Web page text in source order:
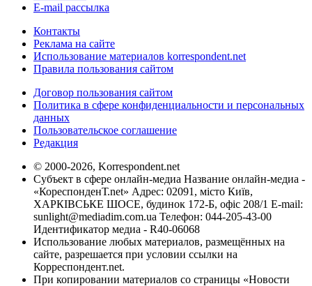
E-mail рассылка
Контакты
Реклама на сайте
Использование материалов korrespondent.net
Правила пользования сайтом
Договор пользования сайтом
Политика в сфере конфиденциальности и персональных
данных
Пользовательское соглашение
Редакция
© 2000-2026, Korrespondent.net
Субъект в сфере онлайн-медиа Название онлайн-медиа -
«КореспонденТ.net» Адрес: 02091, місто Київ,
ХАРКІВСЬКЕ ШОСЕ, будинок 172-Б, офіс 208/1 E-mail:
sunlight@mediadim.com.ua Телефон: 044-205-43-00
Идентификатор медиа - R40-06068
Использование любых материалов, размещённых на
сайте, разрешается при условии ссылки на
Корреспондент.net.
При копировании материалов со страницы «Новости